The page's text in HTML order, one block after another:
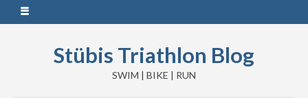
Stübis Triathlon Blog
SWIM | BIKE | RUN